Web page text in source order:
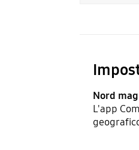
Nord
L'app